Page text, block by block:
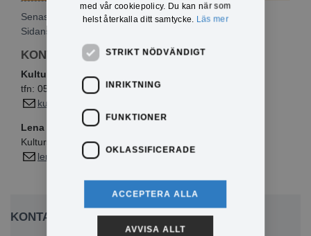
Senast publicerad: 2024-10-30
Sidansvarig:
KONTAKTINFO
Kulturskola
tfn: 0571-35 815
kulturskola@eda.se
Lena Olsson
Kulturskolechef
lena2.olsson@eda.se
KONTAKTA OSS
med vår cookiepolicy. Du kan när som
helst återkalla ditt samtycke. Läs mer
STRIKT NÖDVÄNDIGT
INRIKTNING
FUNKTIONER
OKLASSIFICERADE
ACCEPTERA ALLA
AVVISA ALLT